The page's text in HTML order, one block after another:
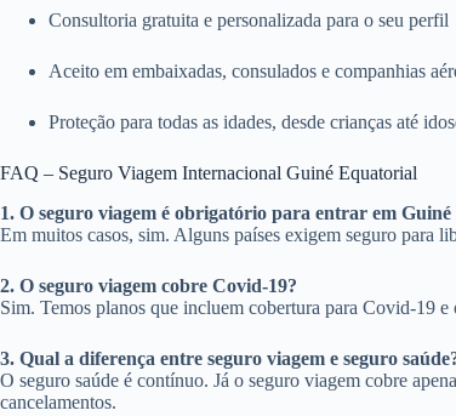
Consultoria gratuita e personalizada para o seu perfil
Aceito em embaixadas, consulados e companhias
Proteção para todas as idades, desde crianças até
FAQ – Seguro Viagem Internacional Guiné Equatorial
1. O seguro viagem é obrigatório para entrar em
Em muitos casos, sim. Alguns países exigem seguro para
2. O seguro viagem cobre Covid-19?
Sim. Temos planos que incluem cobertura para Covid-19 e
3. Qual a diferença entre seguro viagem e seguro
O seguro saúde é contínuo. Já o seguro viagem cobre
cancelamentos.